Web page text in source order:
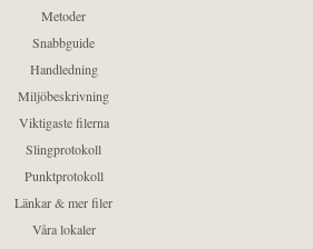
Metoder
Snabbguide
Handledning
Miljöbeskrivning
Viktigaste filerna
Slingprotokoll
Punktprotokoll
Länkar & mer filer
Våra lokaler